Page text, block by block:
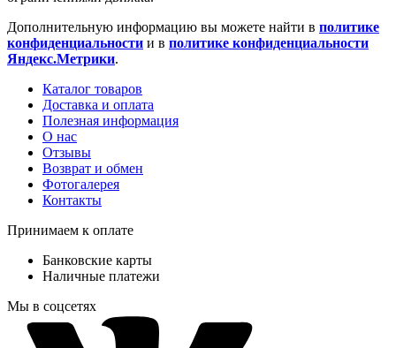
Дополнительную информацию вы можете найти в политике
конфиденциальности и в политике конфиденциальности
Яндекс.Метрики.
Каталог товаров
Доставка и оплата
Полезная информация
О нас
Отзывы
Возврат и обмен
Фотогалерея
Контакты
Принимаем к оплате
Банковские карты
Наличные платежи
Мы в соцсетях